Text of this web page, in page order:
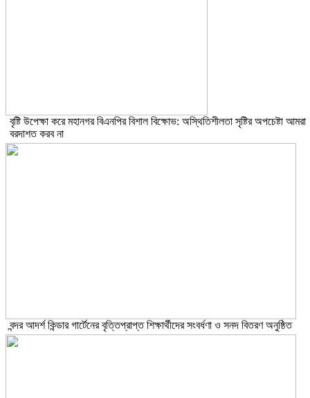
বৃষ্টি উপেক্ষা করে মহানগর বিএনপির বিশাল বিক্ষোভ: অস্থিতিশীলতা সৃষ্টির অপচেষ্টা আমরা
বরদাশত করব না
বন্দর আদর্শ কিন্ডার গার্টেনের বৃত্তিপ্রাপ্ত শিক্ষার্থীদের সংবর্ধণা ও সনদ বিতরণ অনুষ্ঠিত